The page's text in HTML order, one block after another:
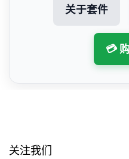
关于套件
💳
关注我们